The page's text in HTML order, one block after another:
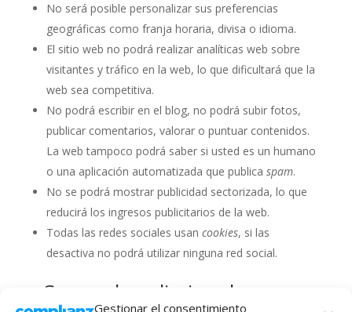
Gestionar el consentimiento
No será posible personalizar sus preferencias
geográficas como franja horaria, divisa o idioma.
El sitio web no podrá realizar analíticas web sobre
visitantes y tráfico en la web, lo que dificultará que la
web sea competitiva.
No podrá escribir en el blog, no podrá subir fotos,
publicar comentarios, valorar o puntuar contenidos.
La web tampoco podrá saber si usted es un humano
o una aplicación automatizada que publica spam.
No se podrá mostrar publicidad sectorizada, lo que
reducirá los ingresos publicitarios de la web.
Todas las redes sociales usan cookies, si las
desactiva no podrá utilizar ninguna red social.
¿Se pueden eliminar las